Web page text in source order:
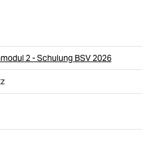
2 - Schulung BSV 2026